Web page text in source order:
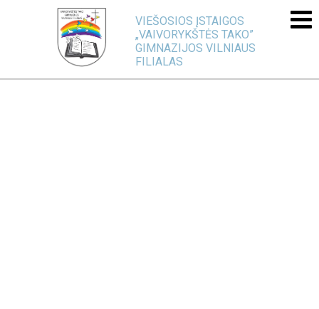
VIEŠOSIOS ĮSTAIGOS
„VAIVORYKŠTĖS TAKO”
GIMNAZIJOS VILNIAUS
FILIALAS